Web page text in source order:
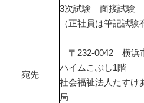
3次試験 面接試験
（正社員は筆記試験
宛先
〒232-0042 横浜
ハイムこぶし1階
社会福祉法人たす
局